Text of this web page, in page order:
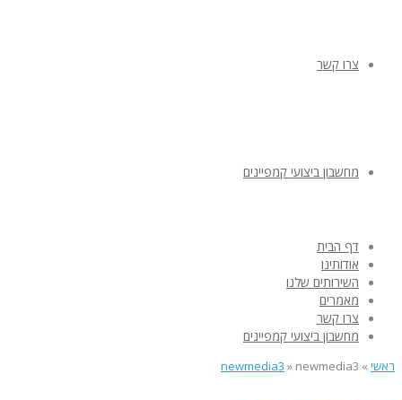
צרו קשר
מחשבון ביצועי קמפיינים
דף הבית
אודותינו
השירותים שלנו
מאמרים
צרו קשר
מחשבון ביצועי קמפיינים
ראשי »
newmedia3 » newmedia3